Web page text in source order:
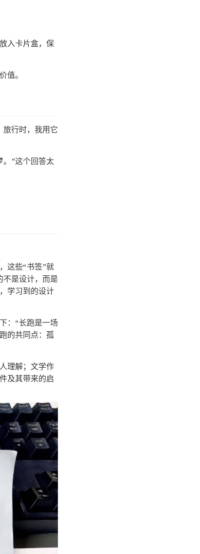
入卡片盒，保
值。
旅行时，我用它
。”这个回答太
这些“书签”就
不是设计，而是
学习到的设计
：“长跑是一场
的共同点：孤
理解；文学作
及其带来的启